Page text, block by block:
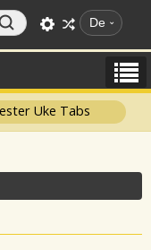
De
Uke Tabs